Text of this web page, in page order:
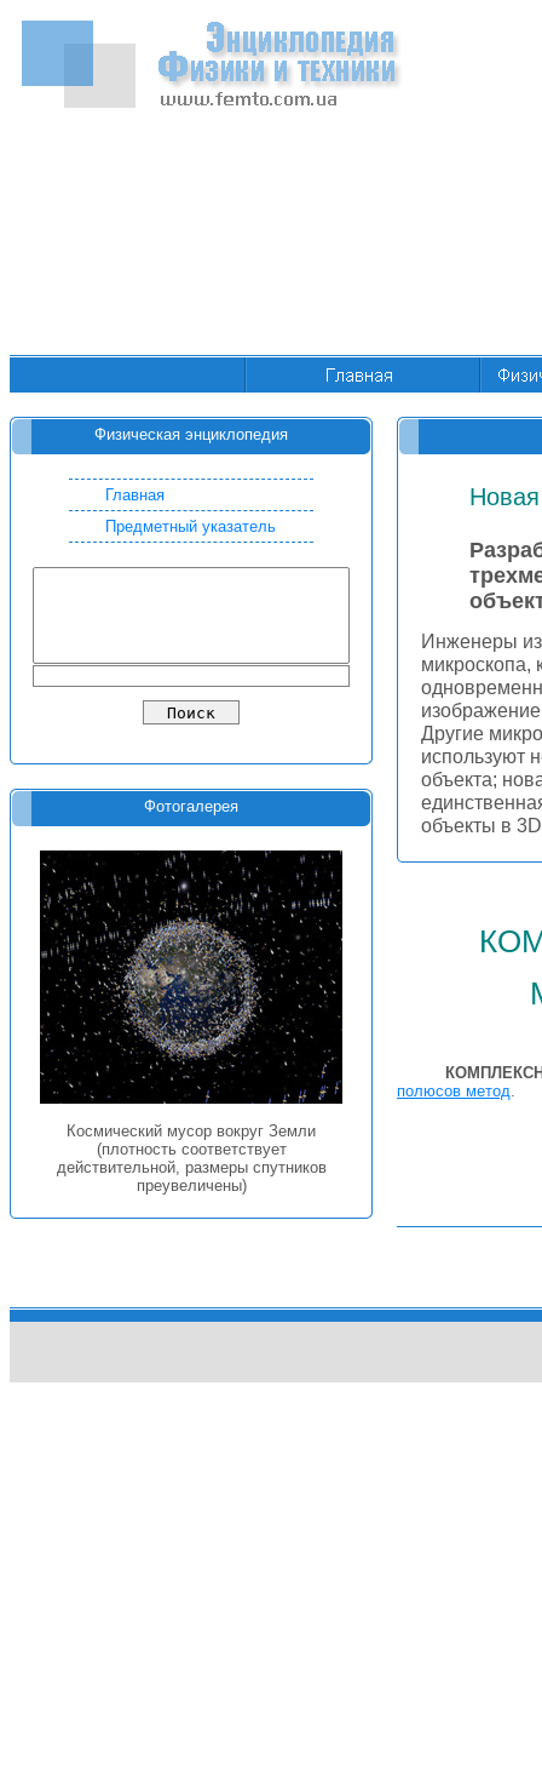
Физическая энциклопедия
Главная
Предметный указатель
Фотогалерея
Космический мусор вокруг Земли
(плотность соответствует
действительной, размеры спутников
преувеличены)
Инженеры
микроскопа,
Другие
используют
объекта;
объекты в
полюсов метод.